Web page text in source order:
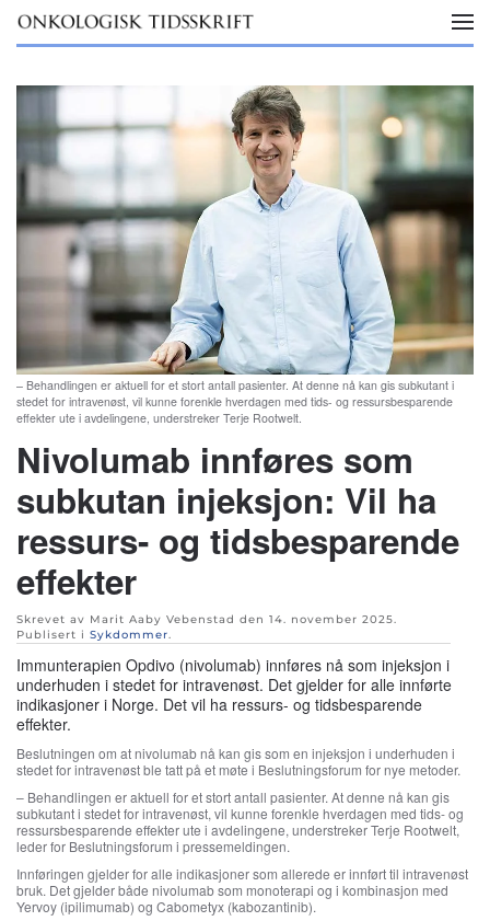
– Behandlingen er aktuell for et stort antall pasienter. At denne nå kan gis subkutant i
stedet for intravenøst, vil kunne forenkle hverdagen med tids- og ressursbesparende
effekter ute i avdelingene, understreker Terje Rootwelt.
Nivolumab innføres som
subkutan injeksjon: Vil ha
ressurs- og tidsbesparende
effekter
Skrevet av Marit Aaby Vebenstad den 14. november 2025.
Publisert i Sykdommer.
Immunterapien Opdivo (nivolumab) innføres nå som injeksjon i
underhuden i stedet for intravenøst. Det gjelder for alle innførte
indikasjoner i Norge. Det vil ha ressurs- og tidsbesparende
effekter.
Beslutningen om at nivolumab nå kan gis som en injeksjon i underhuden i
stedet for intravenøst ble tatt på et møte i Beslutningsforum for nye metoder.
– Behandlingen er aktuell for et stort antall pasienter. At denne nå kan gis
subkutant i stedet for intravenøst, vil kunne forenkle hverdagen med tids- og
ressursbesparende effekter ute i avdelingene, understreker Terje Rootwelt,
leder for Beslutningsforum i pressemeldingen.
Innføringen gjelder for alle indikasjoner som allerede er innført til intravenøst
bruk. Det gjelder både nivolumab som monoterapi og i kombinasjon med
Yervoy (ipilimumab) og Cabometyx (kabozantinib).